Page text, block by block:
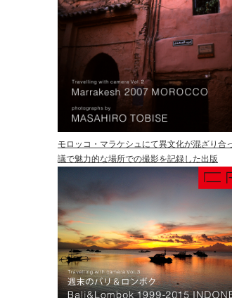
モロッコ・マラケシュにて異文化が混ざり合
議で魅力的な場所での撮影を記録した出版